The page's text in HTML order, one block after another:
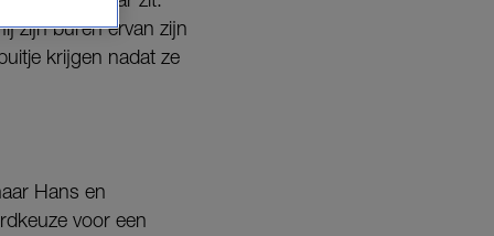
zijn buren ervan zijn
krijgen nadat ze
Hans en
voor een